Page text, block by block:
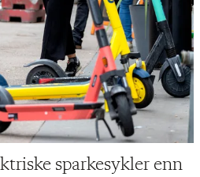
sparkesykler enn